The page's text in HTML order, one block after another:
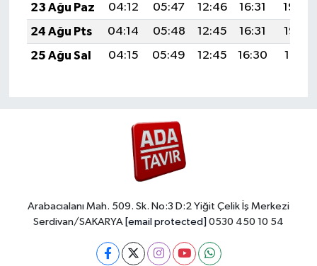
23 Ağu Paz
04:12 05:47 12:46 16:31
19:34
24 Ağu Pts
04:14 05:48 12:45 16:31
19:32
25 Ağu Sal
04:15 05:49 12:45 16:30 19:31
Arabacıalanı Mah. 509. Sk. No:3 D:2 Yiğit Çelik İş Merkezi
Serdivan/SAKARYA [email protected] 0530 450 10 54